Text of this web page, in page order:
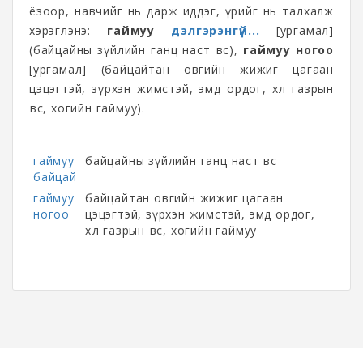
ёзоор, навчийг нь дарж иддэг, үрийг нь талхалж
хэрэглэнэ: гаймуу дэлгэрэнгүй... [ургамал]
(байцайны зүйлийн ганц наст өвс), гаймуу ногоо
[ургамал] (байцайтан овгийн жижиг цагаан
цэцэгтэй, зүрхэн жимстэй, эмд ордог, хөл газрын
өвс, хогийн гаймуу).
гаймуу
байцай
байцайны зүйлийн ганц наст өвс
гаймуу
ногоо
байцайтан овгийн жижиг цагаан
цэцэгтэй, зүрхэн жимстэй, эмд ордог,
хөл газрын өвс, хогийн гаймуу